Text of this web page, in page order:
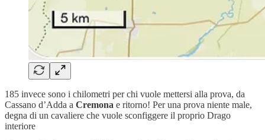
185 invece sono i chilometri per chi vuole mettersi alla prova, da
Cassano d’Adda a Cremona e ritorno! Per una prova niente male,
degna di un cavaliere che vuole sconfiggere il proprio Drago
interiore